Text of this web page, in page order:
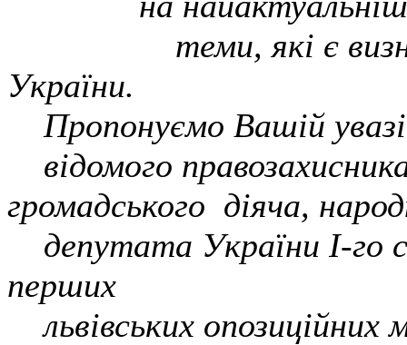
теми, які є
України.
Пропонуємо Вашій
відомого
громадського діяча,
депутата України І-го
перших
львівських опозиційних